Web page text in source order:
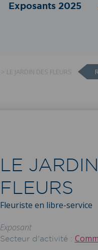
Exposants 2025
> LE JARDIN DES FLEURS
LE
FLEURS
Fleuriste en libre-service
Exposant
Secteur d'activité :